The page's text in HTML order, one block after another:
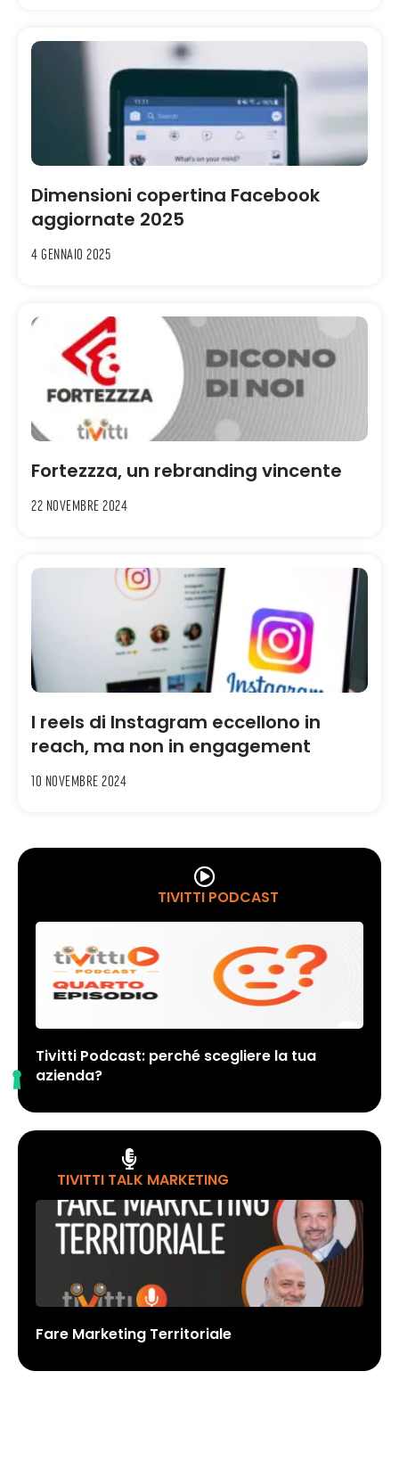
Dimensioni copertina Facebook
aggiornate 2025
4 Gennaio 2025
Fortezzza, un rebranding vincente
22 Novembre 2024
I reels di Instagram eccellono in
reach, ma non in engagement
10 Novembre 2024
TIVITTI PODCAST
Tivitti Podcast: perché scegliere la tua
azienda?
TIVITTI TALK MARKETING
Fare Marketing Territoriale